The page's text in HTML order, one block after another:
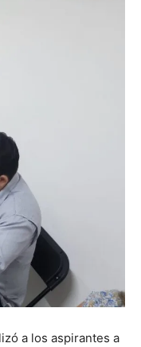
a los aspirantes a